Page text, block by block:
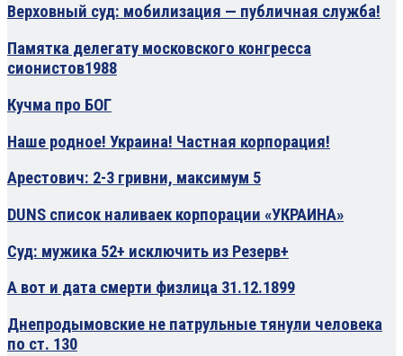
Верховный суд: мобилизация — публичная служба!
Памятка делегату московского конгресса
сионистов1988
Кучма про БОГ
Наше родное! Украина! Частная корпорация!
Арестович: 2-3 гривни, максимум 5
DUNS список наливаек корпорации «УКРАИНА»
Суд: мужика 52+ исключить из Резерв+
А вот и дата смерти физлица 31.12.1899
Днепродымовские не патрульные тянули человека
по ст. 130